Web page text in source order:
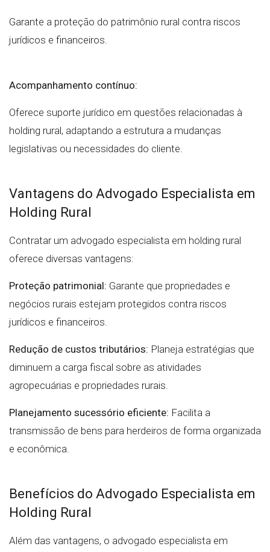
Garante a proteção do patrimônio rural contra riscos
jurídicos e financeiros.
Acompanhamento contínuo:
Oferece suporte jurídico em questões relacionadas à
holding rural, adaptando a estrutura a mudanças
legislativas ou necessidades do cliente.
Vantagens do Advogado Especialista em
Holding Rural
Contratar um advogado especialista em holding rural
oferece diversas vantagens:
Proteção patrimonial: Garante que propriedades e
negócios rurais estejam protegidos contra riscos
jurídicos e financeiros.
Redução de custos tributários: Planeja estratégias que
diminuem a carga fiscal sobre as atividades
agropecuárias e propriedades rurais.
Planejamento sucessório eficiente: Facilita a
transmissão de bens para herdeiros de forma organizada
e econômica.
Benefícios do Advogado Especialista em
Holding Rural
Além das vantagens, o advogado especialista em